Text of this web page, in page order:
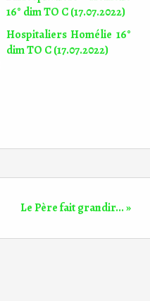
Hospitaliers Homélie 16°
dim TO C (17.07.2022)
Le Père fait grandir... »